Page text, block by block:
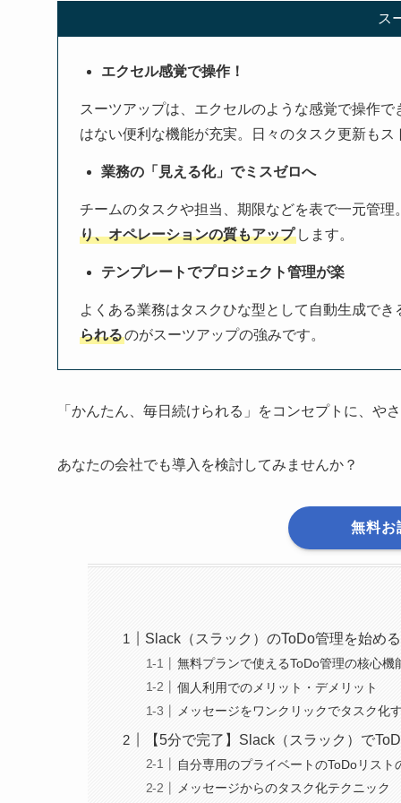
ス
エクセル感覚で操作！
スーツアップは、エクセルのような感覚で操作で
はない便利な機能が充実。日々のタスク更新もス
業務の「見える化」でミスゼロへ
チームのタスクや担当、期限などを表で一元管
り、オペレーションの質もアップ します。
テンプレートでプロジェクト管理が楽
よくある業務はタスクひな型として自動生成で
られるのがスーツアップの強みです。
「かんたん、毎日続けられる」をコンセプトに、
あなたの会社でも導入を検討してみませんか？
無料
Slack（スラック）のToDo管理を始め
無料プランで使えるToDo管理の核心機
個人利用でのメリット・デメリット
メッセージをワンクリックでタスク化
【5分で完了】Slack（スラック）で
自分専用のプライベートのToDoリスト
メッセージからのタスク化テクニック